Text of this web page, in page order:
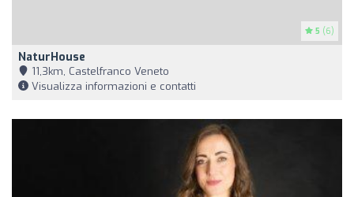
5 (6)
NaturHouse
11,3km, Castelfranco Veneto
Visualizza informazioni e contatti